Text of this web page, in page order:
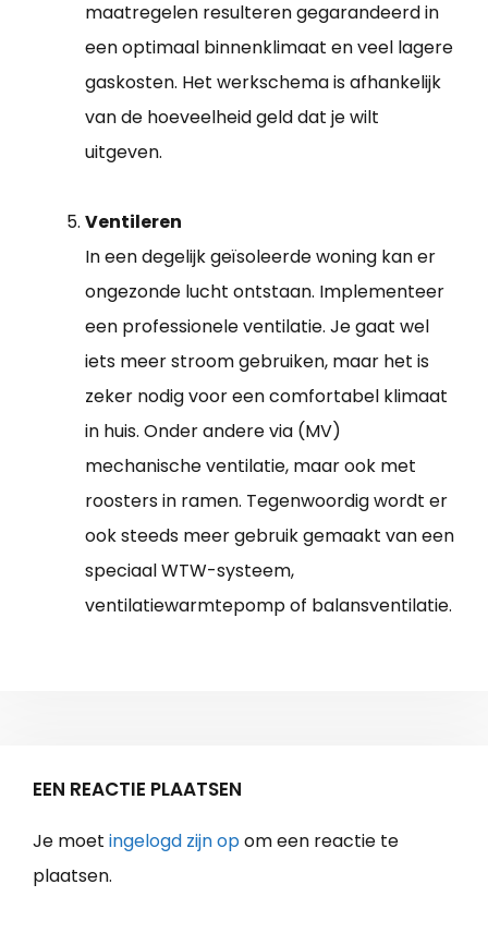
maatregelen resulteren gegarandeerd in
een optimaal binnenklimaat en veel lagere
gaskosten. Het werkschema is afhankelijk
van de hoeveelheid geld dat je wilt
uitgeven.
Ventileren
In een degelijk geïsoleerde woning kan er
ongezonde lucht ontstaan. Implementeer
een professionele ventilatie. Je gaat wel
iets meer stroom gebruiken, maar het is
zeker nodig voor een comfortabel klimaat
in huis. Onder andere via (MV)
mechanische ventilatie, maar ook met
roosters in ramen. Tegenwoordig wordt er
ook steeds meer gebruik gemaakt van een
speciaal WTW-systeem,
ventilatiewarmtepomp of balansventilatie.
EEN REACTIE PLAATSEN
Je moet ingelogd zijn opom een reactie te
plaatsen.